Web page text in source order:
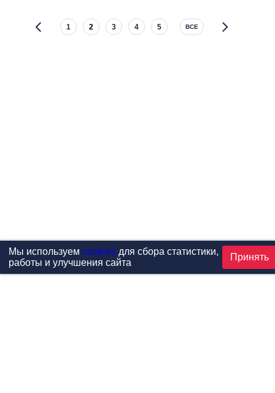
1 2 3 4 5 ВСЕ
Мы используем cookiesдля сбора статистики,
работы и улучшения сайта
Принять